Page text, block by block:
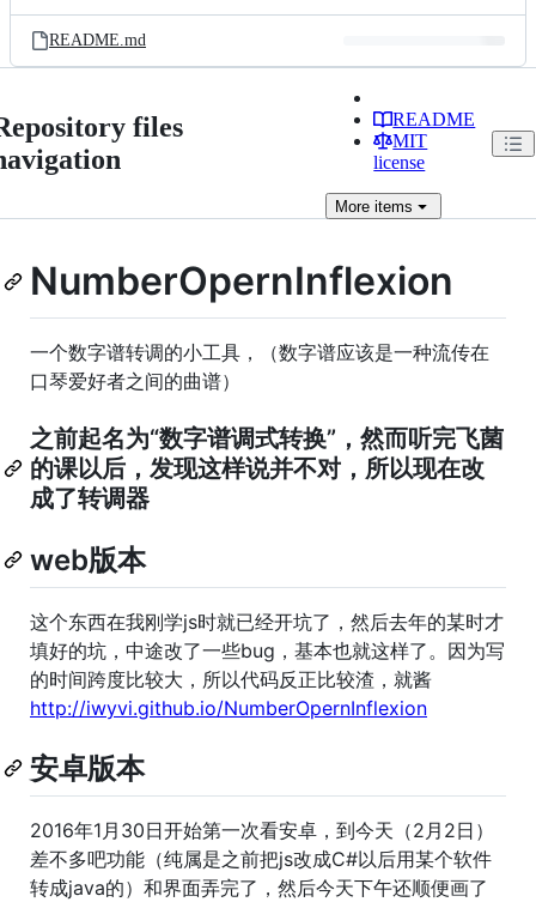
README.md
files
README
MIT
license
More items
NumberOpernInflexion
一个数字谱转调的小工具，（数字谱应该是一种流传在
口琴爱好者之间的曲谱）
之前起名为“数字谱调式转换”，然而听完飞菌
的课以后，发现这样说并不对，所以现在改
成了转调器
web版本
这个东西在我刚学js时就已经开坑了，然后去年的某时才
填好的坑，中途改了一些bug，基本也就这样了。因为写
的时间跨度比较大，所以代码反正比较渣，就酱
http://iwyvi.github.io/NumberOpernInflexion
安卓版本
2016年1月30日开始第一次看安卓，到今天（2月2日）
差不多吧功能（纯属是之前把js改成C#以后用某个软件
转成java的）和界面弄完了，然后今天下午还顺便画了